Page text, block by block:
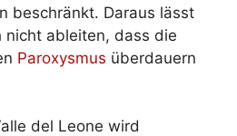
beschränkt. Daraus lässt
nicht ableiten, dass die
Paroxysmus überdauern
del Leone wird